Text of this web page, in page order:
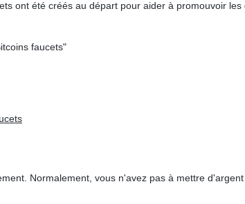
ont été créés au départ pour aider à promouvoir
faucets"
Normalement, vous n'avez pas à mettre